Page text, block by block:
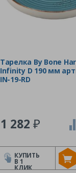
Тарелка By Bone
Infinity D 190 мм
IN-19-RD
1 282 ₽
КУПИТЬ
В 1
КЛИК